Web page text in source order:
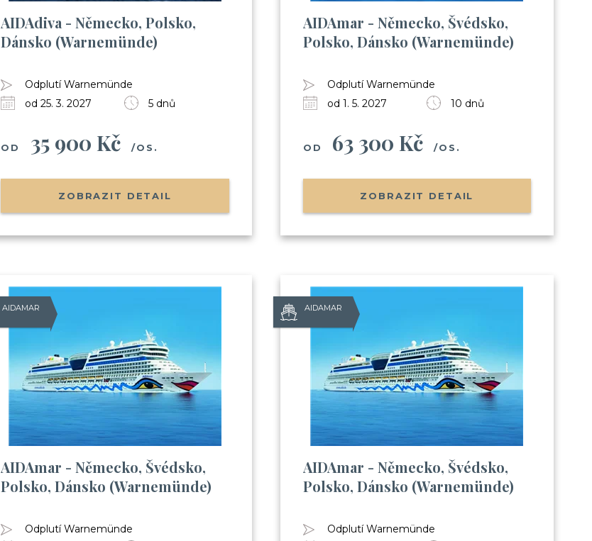
AIDAdiva - Německo, Polsko,
Dánsko (Warnemünde)
Odplutí Warnemünde
od 25. 3. 2027
5 dnů
OD 35 900 Kč /OS.
ZOBRAZIT DETAIL
AIDAmar - Německo, Švédsko,
Polsko, Dánsko (Warnemünde)
Odplutí Warnemünde
od 1. 5. 2027
10 dnů
OD 63 300 Kč /OS.
ZOBRAZIT DETAIL
AIDAMAR
AIDAmar - Německo, Švédsko,
Polsko, Dánsko (Warnemünde)
Odplutí Warnemünde
AIDAMAR
AIDAmar - Německo, Švédsko,
Polsko, Dánsko (Warnemünde)
Odplutí Warnemünde
Balíček videí, kde Vás seznámíme s cestováním na výletní lodi
(nalodění, jak je to s jídlem, pitím, zábavou apod.)
Pozvánky na klubové akce Cruise Club
Možnost soutěžit o plavby zdarma